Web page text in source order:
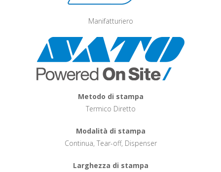
Manifatturiero
Metodo di stampa
Termico Diretto
Modalità di stampa
Continua, Tear-off, Dispenser
Larghezza di stampa